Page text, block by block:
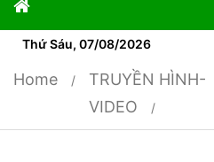
Thứ Sáu, 07/08/2026
Home
TRUYỀN HÌNH-
VIDEO